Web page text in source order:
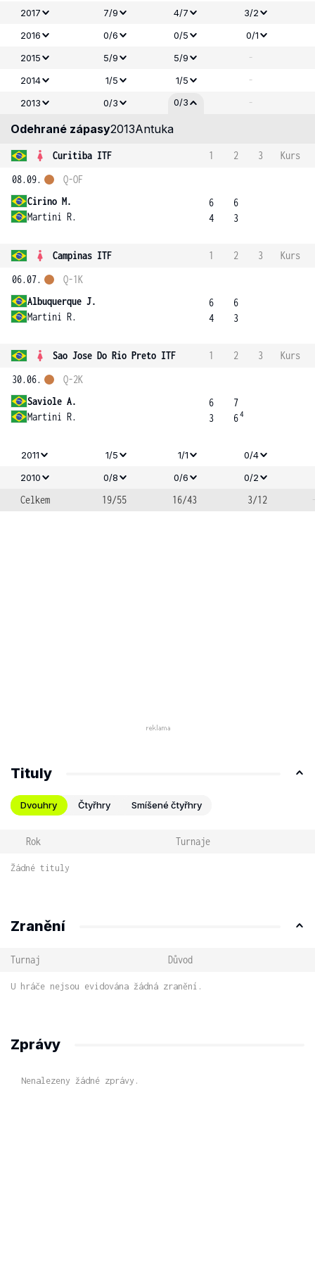
2017
7/9 4/7
3/2
2016
0/6 0/5
0/1
2015
5/9 5/9 -
2014 1/5 1/5 -
2013 0/3 0/3 -
Odehrané zápasy2013Antuka
Curitiba ITF 1 2 3
Kurs
08.09.
Cirino M.
Martini R.
Q-OF
6
4
6
3
Campinas ITF 1 2 3
Kurs
06.07.
Albuquerque J.
Martini R.
Q-1K
6
4
6
3
Sao Jose Do Rio Preto ITF 1 2 3
Kurs
30.06.
Saviole A.
Martini R.
Q-2K
6
3
7
64
2011 1/5 1/1
0/4
2010
0/8 0/6 0/2
Celkem 19/55 16/43 3/12
Tituly
Dvouhry Čtyřhry Smíšené čtyřhry
Rok Turnaje
Žádné tituly
Zranění
Turnaj Důvod
U hráče nejsou evidována žádná zranění.
Zprávy
Nenalezeny žádné zprávy.